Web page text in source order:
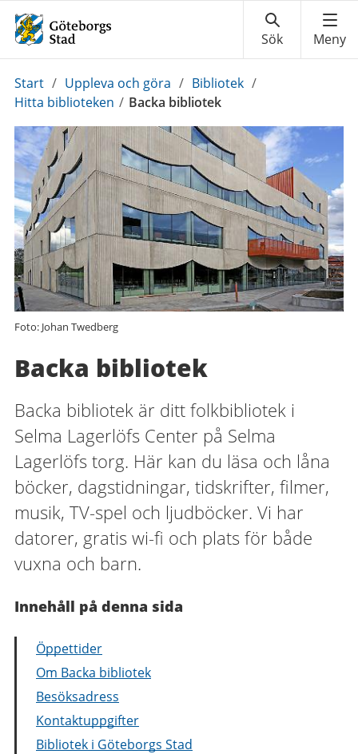
Du
är
Start / Uppleva och göra / Bibliotek /
Hitta biblioteken / Backa bibliotek
Foto: Johan Twedberg
Backa bibliotek
Backa bibliotek är ditt folkbibliotek i
Selma Lagerlöfs Center på Selma
Lagerlöfs torg. Här kan du läsa och låna
böcker, dagstidningar, tidskrifter, filmer,
musik, TV-spel och ljudböcker. Vi har
datorer, gratis wi-fi och plats för både
vuxna och barn.
Innehåll på denna sida
Öppettider
Om Backa bibliotek
Besöksadress
Kontaktuppgifter
Bibliotek i Göteborgs Stad